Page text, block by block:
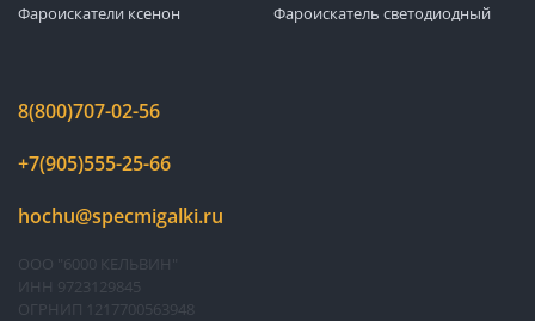
Фароискатели ксенон Фароискатель светодиодный
8(800)707-02-56
+7(905)555-25-66
hochu@specmigalki.ru
ООО "6000 КЕЛЬВИН"
ИНН 9723129845
ОГРНИП 1217700563948